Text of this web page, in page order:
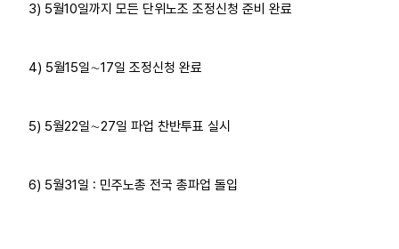
3) 5월10일까지 모든 단위노조 조정신청 준비 완료
4) 5월15일∼17일 조정신청 완료
5) 5월22일∼27일 파업 찬반투표 실시
6) 5월31일 : 민주노총 전국 총파업 돌입